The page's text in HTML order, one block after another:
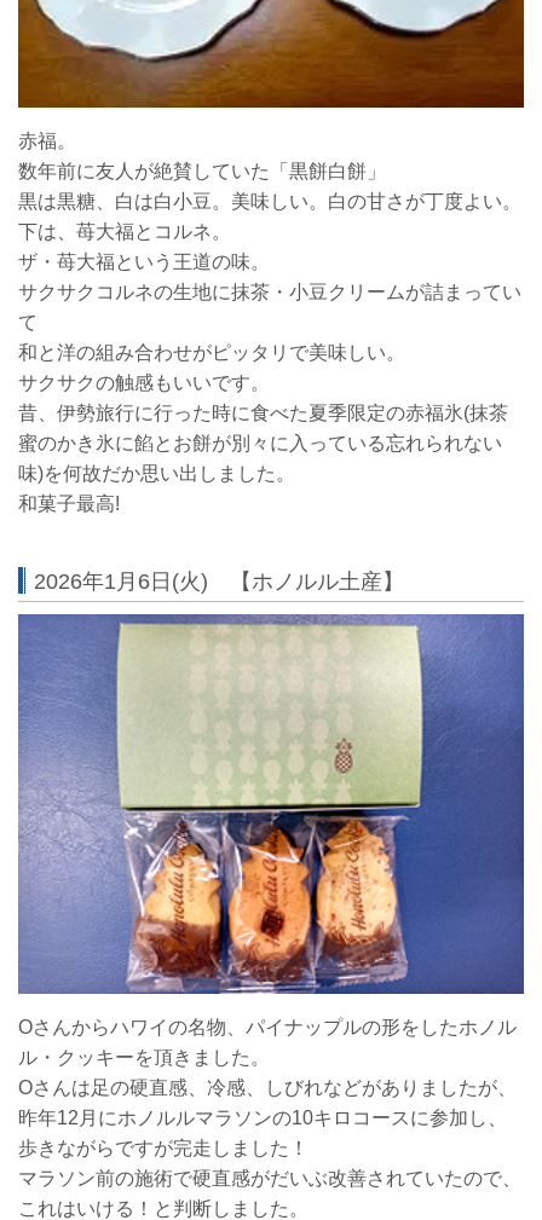
赤福。
数年前に友人が絶賛していた「黒餅白餅」
黒は黒糖、白は白小豆。美味しい。白の甘さが丁度よい。
下は、苺大福とコルネ。
ザ・苺大福という王道の味。
サクサクコルネの生地に抹茶・小豆クリームが詰まってい
て
和と洋の組み合わせがピッタリで美味しい。
サクサクの触感もいいです。
昔、伊勢旅行に行った時に食べた夏季限定の赤福氷(抹茶
蜜のかき氷に餡とお餅が別々に入っている忘れられない
味)を何故だか思い出しました。
和菓子最高!
2026年1月6日(火) 【ホノルル土産】
Oさんからハワイの名物、パイナップルの形をしたホノル
ル・クッキーを頂きました。
Oさんは足の硬直感、冷感、しびれなどがありましたが、
昨年12月にホノルルマラソンの10キロコースに参加し、
歩きながらですが完走しました！
マラソン前の施術で硬直感がだいぶ改善されていたので、
これはいける！と判断しました。